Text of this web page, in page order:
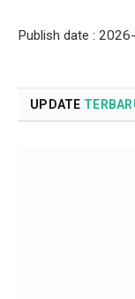
Publish date :
UPDATE